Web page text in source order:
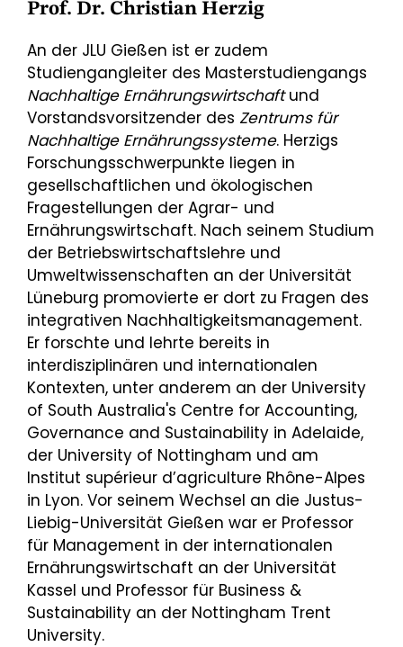
Prof. Dr. Christian Herzig
An der JLU Gießen ist er zudem
Studiengangleiter des Masterstudiengangs
Nachhaltige Ernährungswirtschaftund
Vorstandsvorsitzender des Zentrums für
Nachhaltige Ernährungssysteme. Herzigs
Forschungsschwerpunkte liegen in
gesellschaftlichen und ökologischen
Fragestellungen der Agrar- und
Ernährungswirtschaft. Nach seinem Studium
der Betriebswirtschaftslehre und
Umweltwissenschaften an der Universität
Lüneburg promovierte er dort zu Fragen des
integrativen Nachhaltigkeitsmanagement.
Er forschte und lehrte bereits in
interdisziplinären und internationalen
Kontexten, unter anderem an der University
of South Australia's Centre for Accounting,
Governance and Sustainability in Adelaide,
der University of Nottingham und am
Institut supérieur d’agriculture Rhône-Alpes
in Lyon. Vor seinem Wechsel an die Justus-
Liebig-Universität Gießen war er Professor
für Management in der internationalen
Ernährungswirtschaft an der Universität
Kassel und Professor für Business &
Sustainability an der Nottingham Trent
University.